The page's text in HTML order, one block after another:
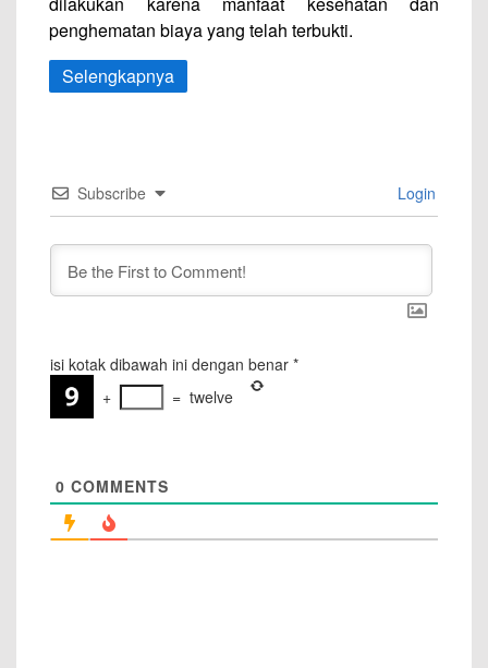
penghematan biaya yang telah terbukti.
Selengkapnya
Subscribe Login
isi kotak dibawah ini dengan benar *
+
= twelve
0 COMMENTS